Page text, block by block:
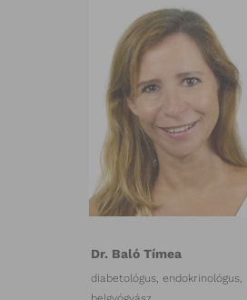
Dr. Baló Tímea
diabetológus, endokrinológus,